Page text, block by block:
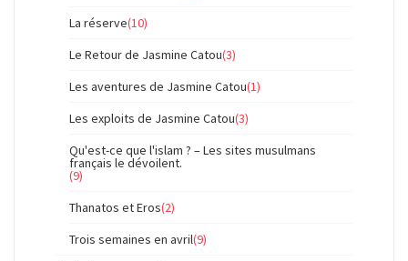
La réserve(10)
Le Retour de Jasmine Catou(3)
Les aventures de Jasmine Catou(1)
Les exploits de Jasmine Catou(3)
Qu'est-ce que l'islam ? – Les sites musulmans
français le dévoilent.
(9)
Thanatos et Eros(2)
Trois semaines en avril(9)